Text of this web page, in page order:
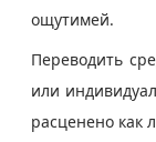
ощутимей.
Переводить
или
расценено как